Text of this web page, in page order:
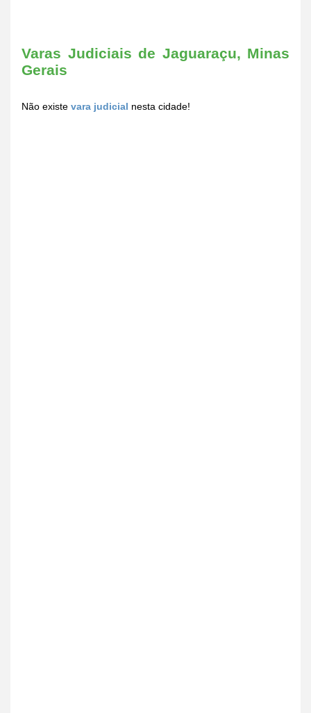
Varas Judiciais de Jaguaraçu, Minas
Gerais
Não existe vara judicial nesta cidade!